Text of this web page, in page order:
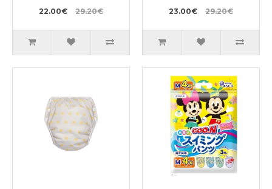
22.00€ 29.20€ 23.00€ 29.20€